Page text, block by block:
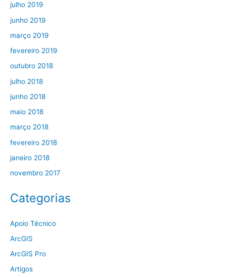
julho 2019
junho 2019
março 2019
fevereiro 2019
outubro 2018
julho 2018
junho 2018
maio 2018
março 2018
fevereiro 2018
janeiro 2018
novembro 2017
Categorias
Apoio Técnico
ArcGIS
ArcGIS Pro
Artigos